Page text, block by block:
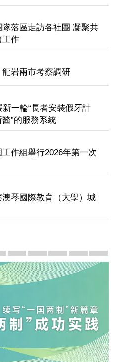
落區走訪各社團 凝聚共
工作
岩兩市考察調研
一輪“長者安裝假牙計
醫”的服務系統
作組舉行2026年第一次
琴國際教育（大學）城
“一國兩制”新篇章 — 澳門“
輝11月18日發表2026年施
寫
門特別行政區經濟和社會發
橫琴粵澳深度合作區專題
施政小講堂
走進澳門澳門相簿
《澳